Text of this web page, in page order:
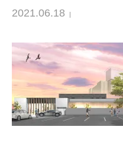
2021.06.18
診療内容
クリニックの特徴
クリニック紹介
求人情報